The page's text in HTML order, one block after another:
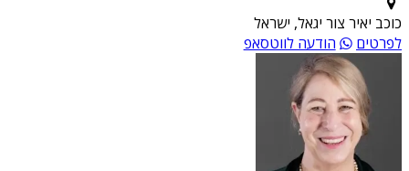
כוכב יאיר צור יגאל, ישראל
לפרטים
הודעה לווטסאפ